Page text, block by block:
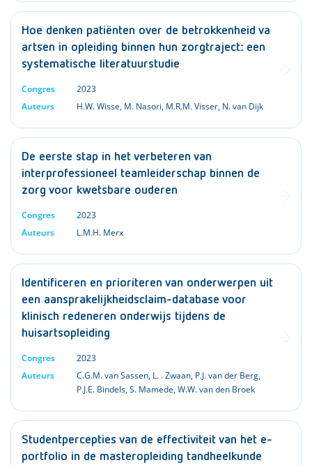
Hoe denken patiënten over de betrokkenheid va
artsen in opleiding binnen hun zorgtraject: een
systematische literatuurstudie
Congres
2023
Auteurs
H.W. Wisse, M. Nasori, M.R.M. Visser, N. van Dijk
De eerste stap in het verbeteren van
interprofessioneel teamleiderschap binnen de
zorg voor kwetsbare ouderen
Congres
2023
Auteurs
L.M.H. Merx
Identificeren en prioriteren van onderwerpen uit
een aansprakelijkheidsclaim-database voor
klinisch redeneren onderwijs tijdens de
huisartsopleiding
Congres
2023
Auteurs
C.G.M. van Sassen, L. . Zwaan, P.J. van der Berg,
P.J.E. Bindels,S. Mamede,W.W. van den Broek
Studentpercepties van de effectiviteit van het e-
portfolio in de masteropleiding tandheelkunde